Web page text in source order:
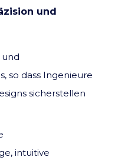
und
so dass Ingenieure
sicherstellen
intuitive